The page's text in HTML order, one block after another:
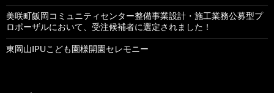
美咲町飯岡コミュニティセンター整備事業設計・施工業務公募型プ
ロポーザルにおいて、受注候補者に選定されました！
東岡山IPUこども園様開園セレモニー